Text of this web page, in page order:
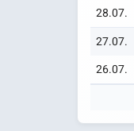
28.07.
27.07.
26.07.